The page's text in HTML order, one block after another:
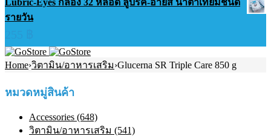
รายวัน
Home›วิตามิน/อาหารเสริม›Glucerna SR Triple Care 850 g
หมวดหมู่สินค้า
Accessories (648)
วิตามิน/อาหารเสริม (541)